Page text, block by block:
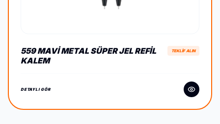
559 MAVI METAL SÜPER JEL REFIL
KALEM
TEKLİF ALIN
DETAYLI GÖR